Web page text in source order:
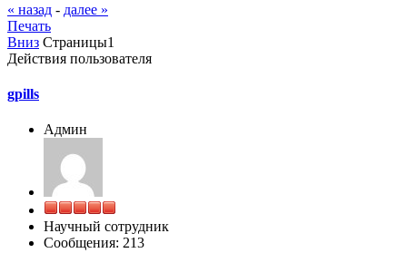
« назад - далее »
Печать
Вниз Страницы1
Действия пользователя
gpills
Админ
Научный сотрудник
Сообщения: 213